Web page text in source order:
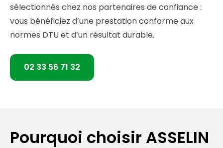
sélectionnés chez nos partenaires de confiance :
vous bénéficiez d’une prestation conforme aux
normes DTU et d’un résultat durable.
02 33 56 71 32
Pourquoi choisir ASSELIN